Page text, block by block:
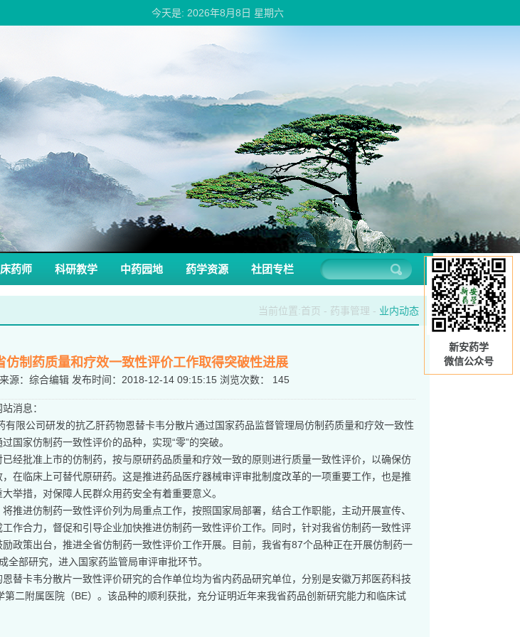
今天是: 2026年8月8日 星期六
药师 科研教学 中药园地 药学资源 社团专栏
新安药学
微信公众号
当前位置:首页 - 药事管理 - 业内动态
仿制药质量和疗效一致性评价工作取得突破性进展
源： 综合编辑 发布时间： 2018-12-14 09:15:15 浏览次数： 145
消息：
有限公司研发的抗乙肝药物恩替卡韦分散片通过国家药品监督管理局仿制药质量和疗效一致性
国家仿制药一致性评价的品种，实现“零”的突破。
经批准上市的仿制药，按与原研药品质量和疗效一致的原则进行质量一致性评价，以确保仿
在临床上可替代原研药。这是推进药品医疗器械审评审批制度改革的一项重要工作，也是推
举措，对保障人民群众用药安全有着重要意义。
推进仿制药一致性评价列为局重点工作，按照国家局部署，结合工作职能，主动开展宣传、
作合力，督促和引导企业加快推进仿制药一致性评价工作。同时，针对我省仿制药一致性评
政策出台，推进全省仿制药一致性评价工作开展。目前，我省有87个品种正在开展仿制药一
全部研究，进入国家药监管局审评审批环节。
替卡韦分散片一致性评价研究的合作单位均为省内药品研究单位，分别是安徽万邦医药科技
二附属医院（BE）。该品种的顺利获批，充分证明近年来我省药品创新研究能力和临床试